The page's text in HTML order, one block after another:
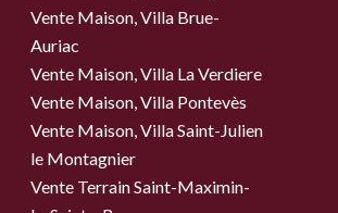
Vente Maison, Villa Brue-
Auriac
Vente Maison, Villa La Verdiere
Vente Maison, Villa Pontevès
Vente Maison, Villa Saint-Julien
le Montagnier
Vente Terrain Saint-Maximin-